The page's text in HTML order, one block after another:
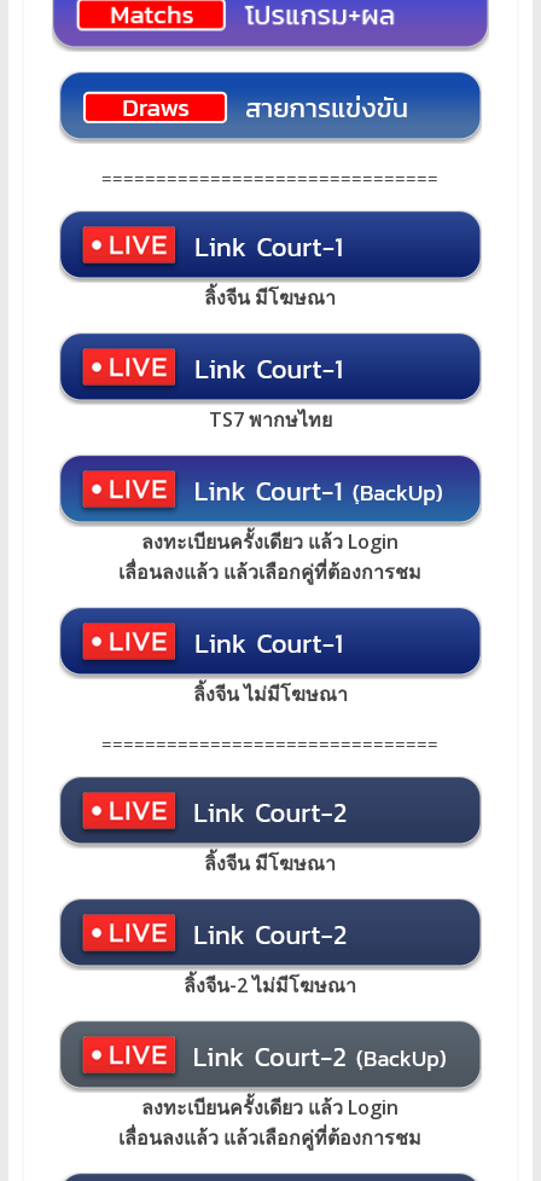
===============================
ลิ้งจีน มีโฆษณา
TS7 พากษไทย
ลงทะเบียนครั้งเดียว แล้ว Login
เลื่อนลงแล้ว แล้วเลือกคู่ที่ต้องการชม
ลิ้งจีน ไม่มีโฆษณา
===============================
ลิ้งจีน มีโฆษณา
ลิ้งจีน-2 ไม่มีโฆษณา
ลงทะเบียนครั้งเดียว แล้ว Login
เลื่อนลงแล้ว แล้วเลือกคู่ที่ต้องการชม